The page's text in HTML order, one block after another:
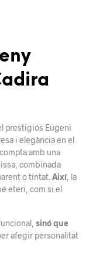
prestigiós Eugeni
i elegància en el
, compta amb una
combinada
o tintat. Així, la
eteri, com si el
sinó que
afegir personalitat